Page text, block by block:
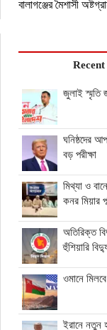
বালাগঞ্জের মৈশাসী
Recent
জুলাই স্মৃতি
ঘনিষ্ঠদের
বড় পরীক্ষা
মিথ্যা ও
কনর মিয়ার
অতিরিক্ত
হুঁশিয়ারি
ওমানে
ইরানে নতুন